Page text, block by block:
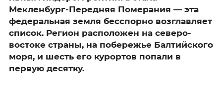
Мекленбург-Передняя Померания — эта
федеральная земля бесспорно возглавляет
список. Регион расположен на северо-
востоке страны, на побережье Балтийского
моря, и шесть его курортов попали в
первую десятку.